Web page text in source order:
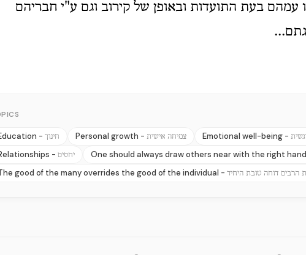
עמהם בעת התועדות ובאופן של קירוב וגם ע"י חבריהם
- חינוך Personal growth - צמיחה אישית Emotional well-being -
- יחסים One should always draw others near with the right
good of the many overrides the good of the individual - הרבים דוחה טובת היחיד